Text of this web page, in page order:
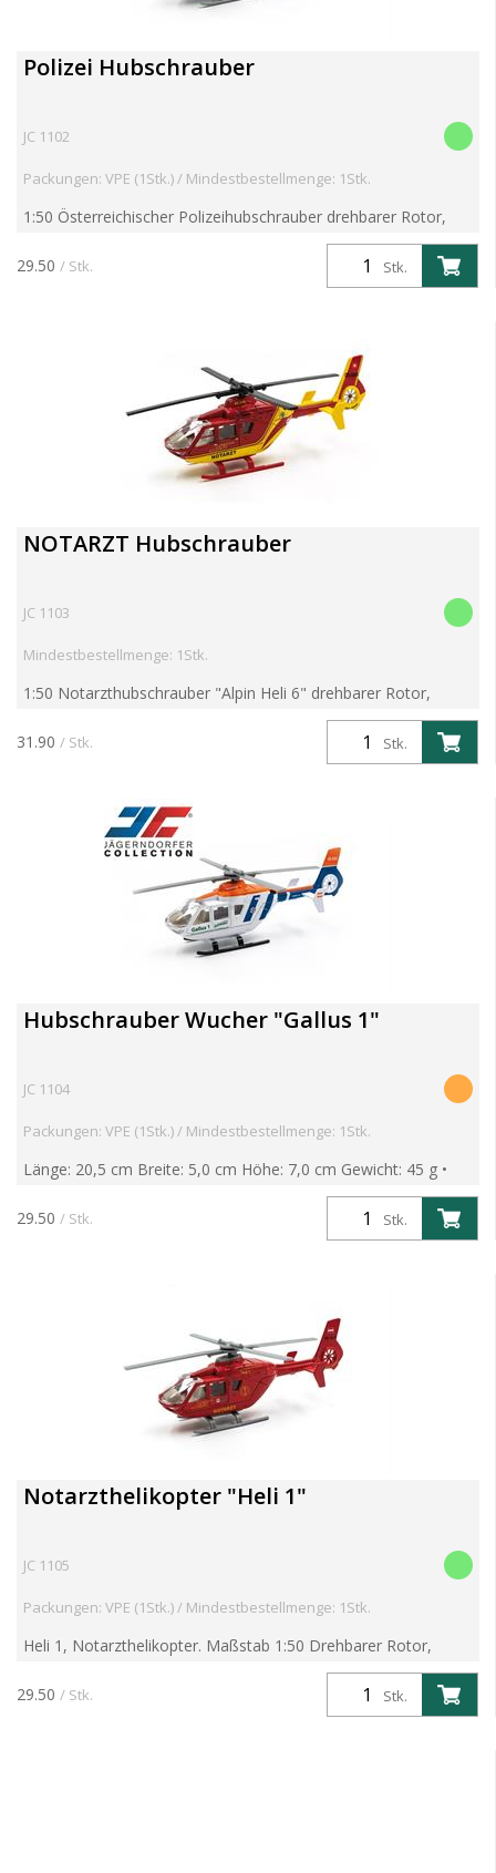
Polizei Hubschrauber
JC 1102
Packungen: VPE (1Stk.) / Mindestbestellmenge: 1Stk.
1:50 Österreichischer Polizeihubschrauber drehbarer Rotor,
Metallmodell mit angesetzten Kunststoffteilen
Stk.
29.50 / Stk.
NOTARZT Hubschrauber
JC 1103
Mindestbestellmenge: 1Stk.
1:50 Notarzthubschrauber "Alpin Heli 6" drehbarer Rotor,
Metallmodell mit angesetzten Kunststoffteilen.
Stk.
31.90 / Stk.
Hubschrauber Wucher "Gallus 1"
JC 1104
Packungen: VPE (1Stk.) / Mindestbestellmenge: 1Stk.
Länge: 20,5 cm Breite: 5,0 cm Höhe: 7,0 cm Gewicht: 45 g •
drehbarer Rotor • Metallmodell mit angesetzten
Kunststoffteilen
Stk.
29.50 / Stk.
Notarzthelikopter "Heli 1"
JC 1105
Packungen: VPE (1Stk.) / Mindestbestellmenge: 1Stk.
Heli 1, Notarzthelikopter. Maßstab 1:50 Drehbarer Rotor,
Metallmodell mit angesetzten Kunststoffteilen.
Stk.
29.50 / Stk.